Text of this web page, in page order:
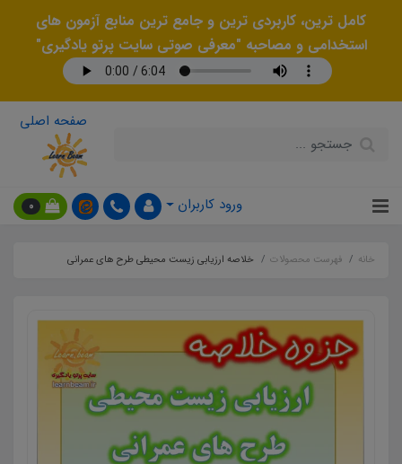
کامل ترین، کاربردی ترین و جامع ترین منابع آزمون های
استخدامی و مصاحبه "معرفی صوتی سایت پرتو یادگیری"
صفحه اصلی
ورود کاربران 0
خانه فهرست محصولات خلاصه ارزیابی زیست محیطی طرح های عمرانی